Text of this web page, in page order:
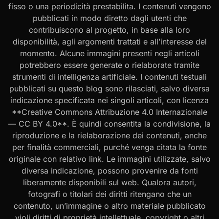
fisso o una periodicità prestabilita. I contenuti vengono
pubblicati in modo diretto dagli utenti che
contribuiscono al progetto, in base alla loro
disponibilità, agli argomenti trattati e all’interesse del
momento. Alcune immagini presenti negli articoli
potrebbero essere generate o rielaborate tramite
strumenti di intelligenza artificiale. I contenuti testuali
pubblicati su questo blog sono rilasciati, salvo diversa
indicazione specificata nei singoli articoli, con licenza
**Creative Commons Attribuzione 4.0 Internazionale
— CC BY 4.0**. È quindi consentita la condivisione, la
riproduzione e la rielaborazione dei contenuti, anche
per finalità commerciali, purché venga citata la fonte
originale con relativo link. Le immagini utilizzate, salvo
diversa indicazione, possono provenire da fonti
liberamente disponibili sul web. Qualora autori,
fotografi o titolari dei diritti ritengano che un
contenuto, un’immagine o altro materiale pubblicato